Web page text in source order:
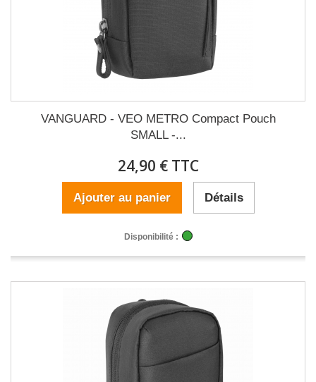
VANGUARD - VEO METRO Compact Pouch
SMALL -...
24,90 € TTC
Ajouter au panier Détails
Disponibilité :